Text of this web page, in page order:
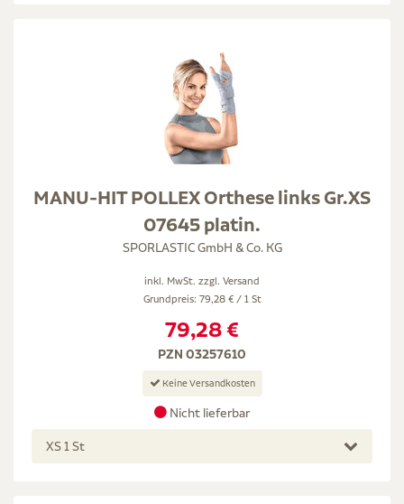
MANU-HIT POLLEX Orthese links Gr.XS
07645 platin.
SPORLASTIC GmbH & Co. KG
inkl. MwSt. zzgl. Versand
Grundpreis: 79,28 € / 1 St
79,28 €
PZN 03257610
Keine Versandkosten
Nicht lieferbar
XS 1 St